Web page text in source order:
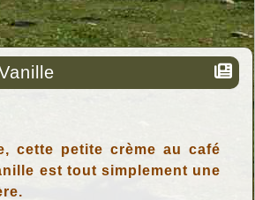
cette petite crème au café
est tout simplement une